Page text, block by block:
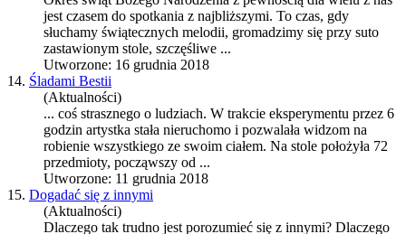
jest czasem do spotkania z najbliższymi. To czas, gdy
słuchamy świątecznych melodii, gromadzimy się przy suto
zastawionym stole, szczęśliwe ...
Utworzone: 16 grudnia 2018
14. Śladami Bestii
(Aktualności)
... coś strasznego o ludziach. W trakcie eksperymentu przez 6
godzin artystka stała nieruchomo i pozwalała widzom na
robienie wszystkiego ze swoim ciałem. Na stole położyła 72
przedmioty, począwszy od ...
Utworzone: 11 grudnia 2018
15. Dogadać się z innymi
(Aktualności)
Dlaczego tak trudno jest porozumieć się z innymi? Dlaczego